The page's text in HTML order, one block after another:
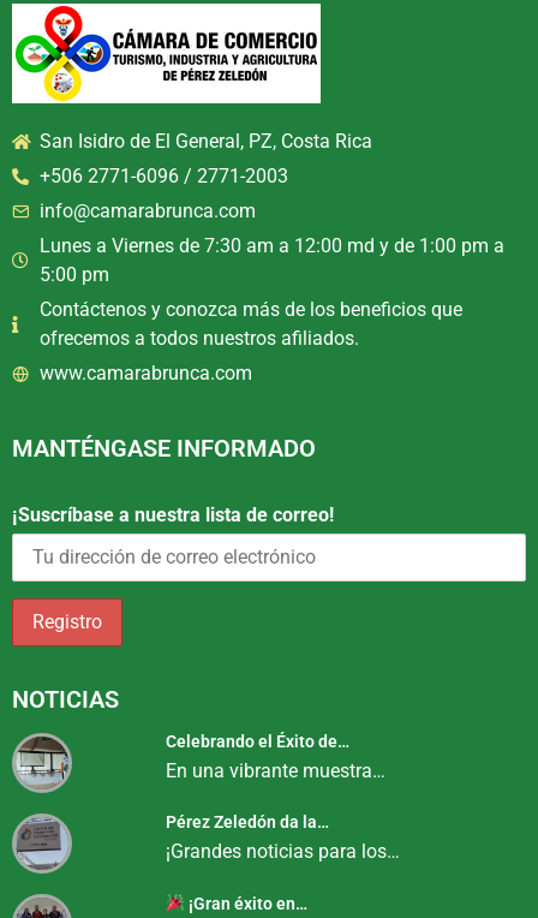
San Isidro de El General, PZ, Costa Rica
+506 2771-6096 / 2771-2003
info@camarabrunca.com
Lunes a Viernes de 7:30 am a 12:00 md y de 1:00 pm a
5:00 pm
Contáctenos y conozca más de los beneficios que
ofrecemos a todos nuestros afiliados.
www.camarabrunca.com
MANTÉNGASE INFORMADO
¡Suscríbase a nuestra lista de correo!
NOTICIAS
Celebrando el Éxito de…
En una vibrante muestra…
Pérez Zeledón da la…
¡Grandes noticias para los…
¡Gran éxito en…